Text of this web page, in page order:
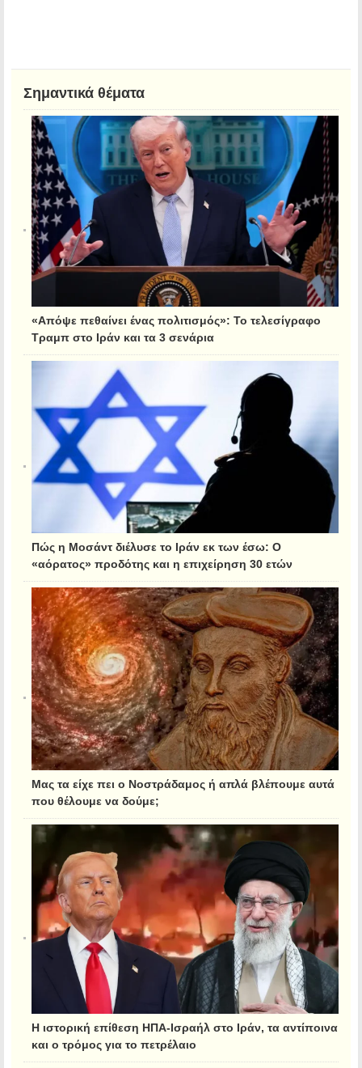
Σημαντικά θέματα
«Απόψε πεθαίνει ένας πολιτισμός»: Το τελεσίγραφο
Τραμπ στο Ιράν και τα 3 σενάρια
Πώς η Μοσάντ διέλυσε το Ιράν εκ των έσω: Ο
«αόρατος» προδότης και η επιχείρηση 30 ετών
Μας τα είχε πει ο Νοστράδαμος ή απλά βλέπουμε αυτά
που θέλουμε να δούμε;
Η ιστορική επίθεση ΗΠΑ-Ισραήλ στο Ιράν, τα αντίποινα
και ο τρόμος για το πετρέλαιο